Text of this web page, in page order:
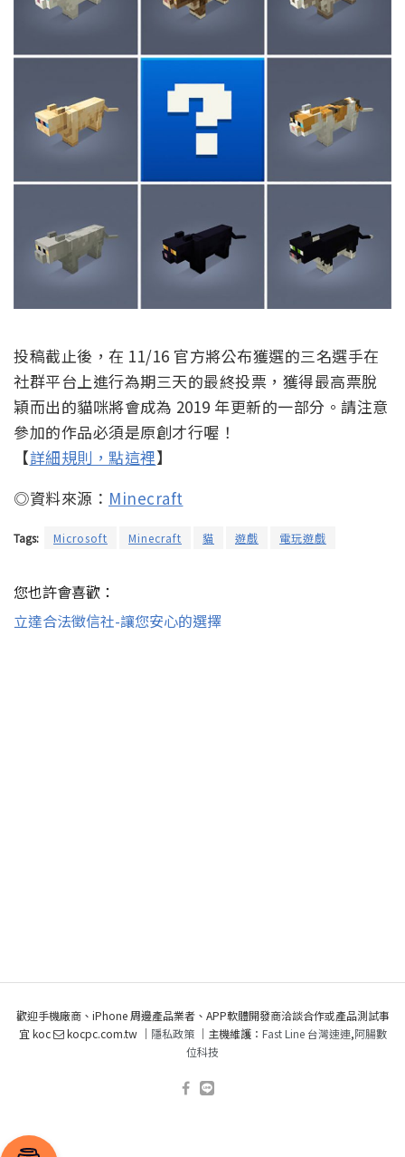
投稿截止後，在 11/16 官方將公布獲選的三名選手在
社群平台上進行為期三天的最終投票，獲得最高票脫
穎而出的貓咪將會成為 2019 年更新的一部分。請注意
參加的作品必須是原創才行喔！
【詳細規則，點這裡】
◎資料來源： Minecraft
Tags: Microsoft Minecraft 貓 遊戲 電玩遊戲
您也許會喜歡：
立達合法徵信社-讓您安心的選擇
歡迎手機廠商、iPhone 周邊產品業者、APP軟體開發商洽談合作或產品測試事
宜 koc
kocpc.com.tw ｜ 隱私政策｜主機維護： Fast Line 台灣速連,阿腸數
位科技